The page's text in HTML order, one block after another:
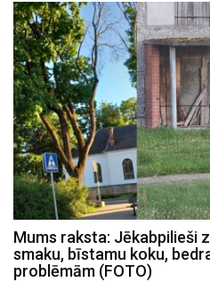
Mums raksta: Jēkabpilieši
smaku, bīstamu koku,
problēmām (FOTO)